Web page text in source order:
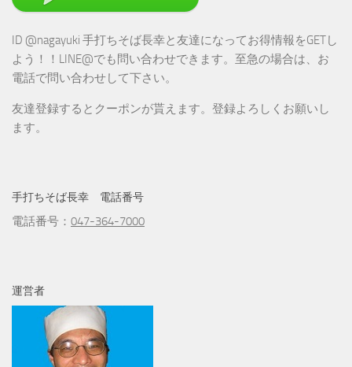
ID @nagayuki 手打ちそば長幸と友達になってお得情報をGETし
よう！！LINE@でも問い合わせできます。至急の場合は、お
電話で問い合わせして下さい。
友達登録するとクーポンが貰えます。登録よろしくお願いし
ます。
手打ちそば長幸 電話番号
電話番号： 047-364-7000
運営者